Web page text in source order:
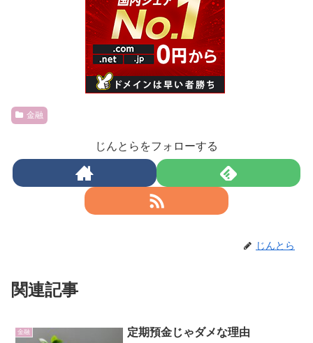
金融
じんとらをフォローする
じんとら
関連記事
金融 定期預金じゃダメな理由